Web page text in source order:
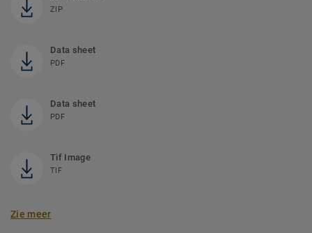
ZIP
Data sheet
PDF
Data sheet
PDF
Tif Image
TIF
Zie meer